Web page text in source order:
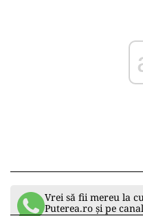
Vrei să fii mereu la
Puterea.ro și pe